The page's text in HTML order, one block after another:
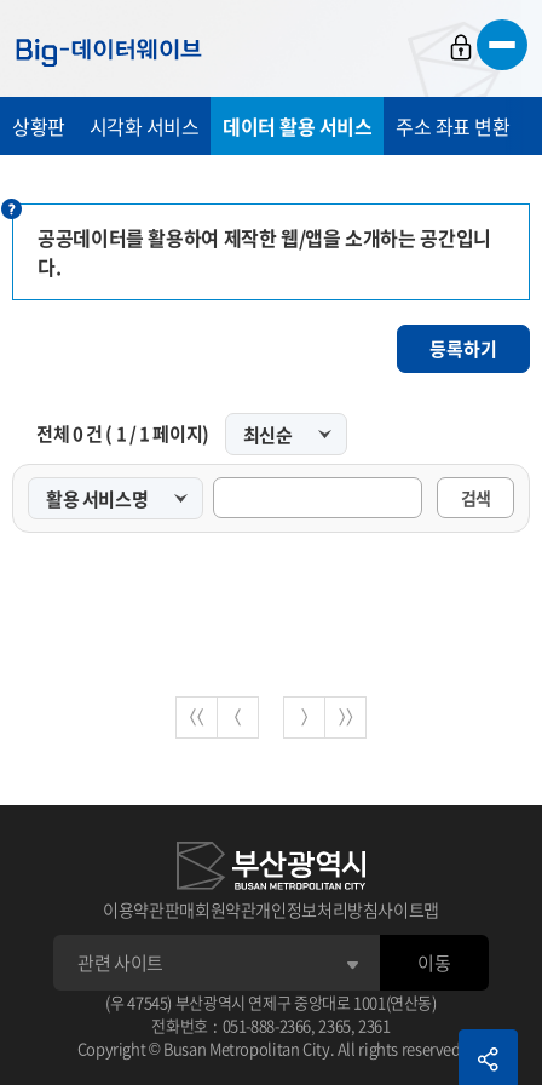
가
가
가
상황판 시각화 서비스 데이터 활용 서비스 주소 좌표 변환
공공데이터를 활용하여 제작한 웹/앱을 소개하는 공간입니
다.
등록하기
전체0건 ( 1/1페이지)
검색
이용약관판매회원약관개인정보처리방침사이트맵
(우 47545) 부산광역시 연제구 중앙대로 1001(연산동)
전화번호 : 051-888-2366, 2365, 2361
Copyright © Busan Metropolitan City. All rights reserved.
이동